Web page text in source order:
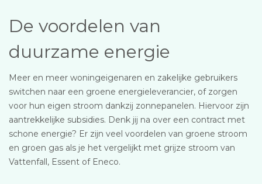
De voordelen van
duurzame energie
Meer en meer woningeigenaren en zakelijke gebruikers
switchen naar een groene energieleverancier, of zorgen
voor hun eigen stroom dankzij zonnepanelen. Hiervoor zijn
aantrekkelijke subsidies. Denk jij na over een contract met
schone energie? Er zijn veel voordelen van groene stroom
en groen gas als je het vergelijkt met grijze stroom van
Vattenfall, Essent of Eneco.